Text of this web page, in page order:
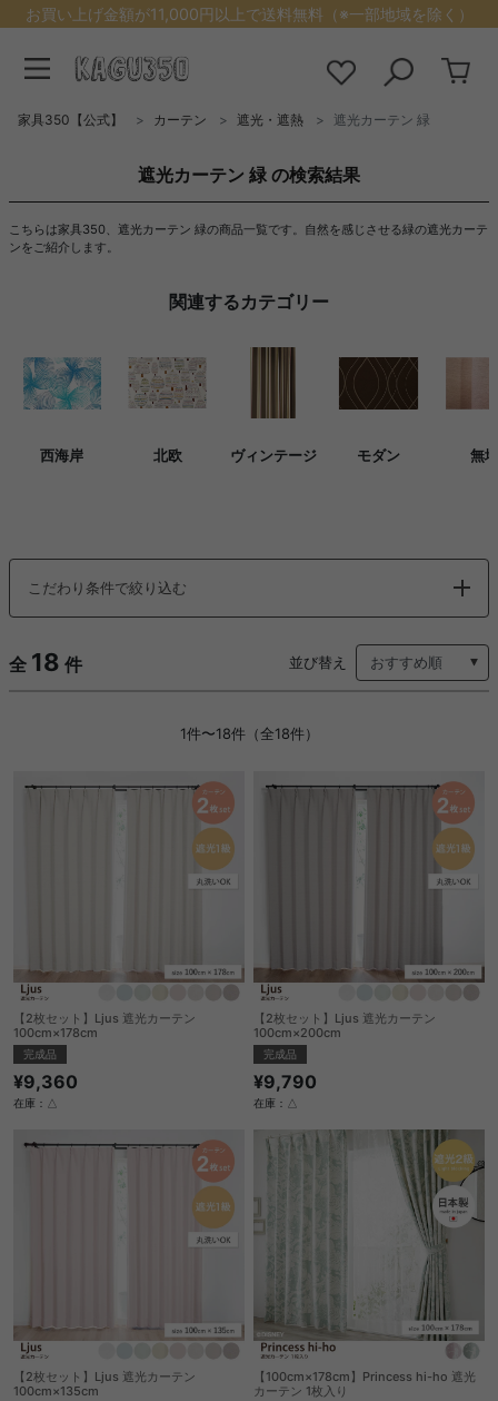
お買い上げ金額が11,000円以上で送料無料（※一部地域を除く）
家具350【公式】 カーテン 遮光・遮熱 遮光カーテン 緑
遮光カーテン 緑 の検索結果
こちらは家具350、遮光カーテン 緑の商品一覧です。自然を感じさせる緑の遮光カーテ
ンをご紹介します。
関連するカテゴリー
西海岸 北欧 ヴィンテージ モダン 無地
こだわり条件で絞り込む
全 18 件 並び替え
1件〜18件（全18件）
【2枚セット】Ljus 遮光カーテン
100cm×178cm
完成品
¥9,360
在庫：△
【2枚セット】Ljus 遮光カーテン
100cm×200cm
完成品
¥9,790
在庫：△
【2枚セット】Ljus 遮光カーテン
100cm×135cm
【100cm×178cm】Princess hi-ho 遮光
カーテン 1枚入り